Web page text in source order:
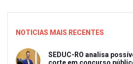
NOTICIAS MAIS RECENTES
SEDUC-RO analisa
corte em concurso